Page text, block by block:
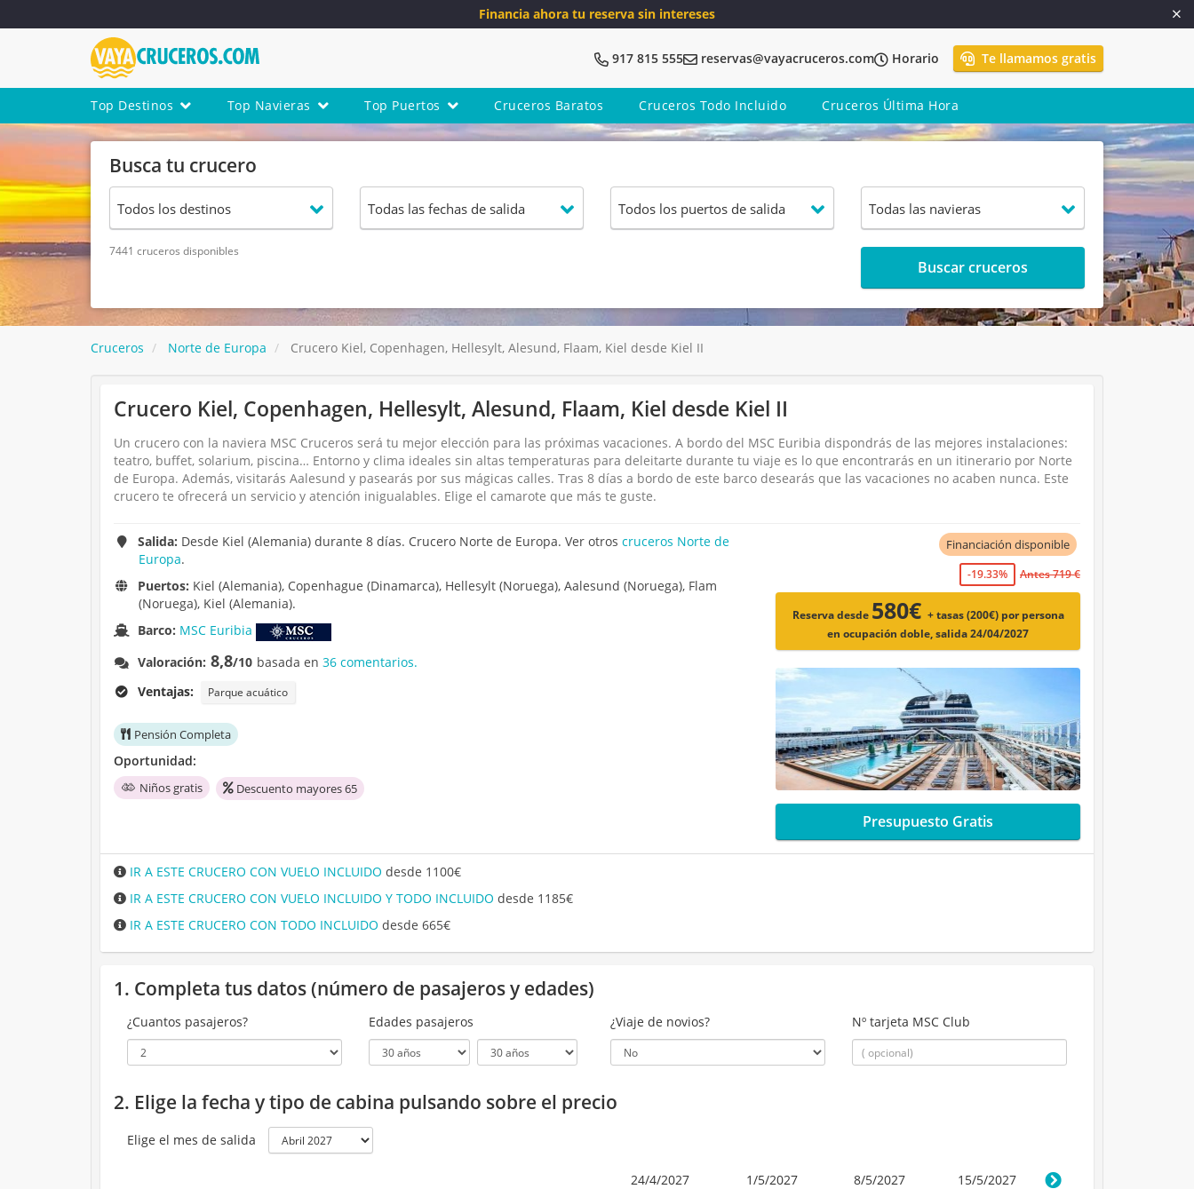
Financia ahora tu reserva sin intereses
917 815 555 reservas@vayacruceros.com Horario Te llamamos gratis
Top Destinos Top Navieras Top Puertos Cruceros Baratos Cruceros Todo Incluido Cruceros Última Hora
Busca tu crucero
7441 cruceros disponibles
Buscar cruceros
Cruceros Norte de Europa Crucero Kiel, Copenhagen, Hellesylt, Alesund, Flaam, Kiel desde Kiel II
Crucero Kiel, Copenhagen, Hellesylt, Alesund, Flaam, Kiel desde Kiel II
Un crucero con la naviera MSC Cruceros será tu mejor elección para las próximas vacaciones. A bordo del MSC Euribia dispondrás de las mejores instalaciones:
teatro, buffet, solarium, piscina… Entorno y clima ideales sin altas temperaturas para deleitarte durante tu viaje es lo que encontrarás en un itinerario por Norte
de Europa. Además, visitarás Aalesund y pasearás por sus mágicas calles. Tras 8 días a bordo de este barco desearás que las vacaciones no acaben nunca. Este
crucero te ofrecerá un servicio y atención inigualables. Elige el camarote que más te guste.
Salida: Desde Kiel (Alemania) durante 8 días. Crucero Norte de Europa. Ver otroscruceros Norte de
Europa.
Puertos: Kiel (Alemania), Copenhague (Dinamarca), Hellesylt (Noruega), Aalesund (Noruega), Flam
(Noruega), Kiel (Alemania).
Barco: MSC Euribia
Valoración: 8,8/10 basada en36 comentarios.
Ventajas:
Parque acuático
Pensión Completa
Oportunidad:
Niños gratis Descuento mayores 65
Financiación disponible
-19.33% Antes 719 €
Reserva desde 580€ + tasas (200€) por persona
en ocupación doble, salida 24/04/2027
Presupuesto Gratis
IR A ESTE CRUCERO CON VUELO INCLUIDO desde 1100€
IR A ESTE CRUCERO CON VUELO INCLUIDO Y TODO INCLUIDO desde 1185€
IR A ESTE CRUCERO CON TODO INCLUIDO desde 665€
1. Completa tus datos (número de pasajeros y edades)
¿Cuantos pasajeros? Edades pasajeros ¿Viaje de novios? Nº tarjeta MSC Club
2. Elige la fecha y tipo de cabina pulsando sobre el precio
Elige el mes de salida
24/4/2027 1/5/2027 8/5/2027
15/5/2027